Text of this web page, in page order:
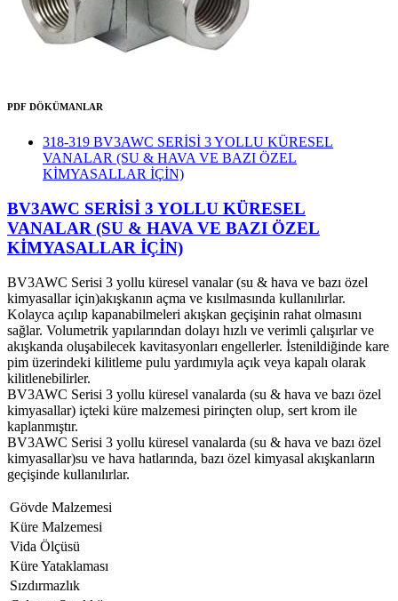
PDF DÖKÜMANLAR
318-319 BV3AWC SERİSİ 3 YOLLU KÜRESEL
VANALAR (SU & HAVA VE BAZI ÖZEL
KİMYASALLAR İÇİN)
BV3AWC SERİSİ 3 YOLLU KÜRESEL
VANALAR (SU & HAVA VE BAZI ÖZEL
KİMYASALLAR İÇİN)
BV3AWC Serisi 3 yollu küresel vanalar (su & hava ve bazı özel
kimyasallar için)akışkanın açma ve kısılmasında kullanılırlar.
Kolayca açılıp kapanabilmeleri akışkan geçişinin rahat olmasını
sağlar. Volumetrik yapılarından dolayı hızlı ve verimli çalışırlar ve
akışkanda oluşabilecek kavitasyonları engellerler. İstenildiğinde kare
pim üzerindeki kilitleme pulu yardımıyla açık veya kapalı olarak
kilitlenebilirler.
BV3AWC Serisi 3 yollu küresel vanalarda (su & hava ve bazı özel
kimyasallar) içteki küre malzemesi pirinçten olup, sert krom ile
kaplanmıştır.
BV3AWC Serisi 3 yollu küresel vanalarda (su & hava ve bazı özel
kimyasallar)su ve hava hatlarında, bazı özel kimyasal akışkanların
geçişinde kullanılırlar.
Gövde Malzemesi
Küre Malzemesi
Vida Ölçüsü
Küre Yataklaması
Sızdırmazlık